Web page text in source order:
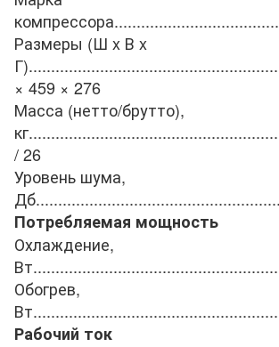
компрессора
Размеры (Ш x В x
Г)
× 459 × 276
Масса (нетто/брутто),
кг
/ 26
Уровень шума,
Дб
Потребляемая мощность
Охлаждение,
Вт
Обогрев,
Вт
Рабочий ток